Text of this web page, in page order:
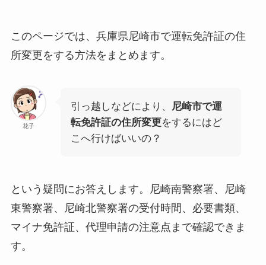
このページでは、兵庫県尼崎市で運転免許証の住
所変更をする方法をまとめます。
花子
引っ越しなどにより、
尼崎市で運
転免許証の住所変更をするにはど
こへ行けばいいの？
という疑問にお答えします。尼崎南警察署、尼崎
東警察署、尼崎北警察署の受付時間、必要書類、
マイナ免許証、代理申請の注意点まで確認できま
す。